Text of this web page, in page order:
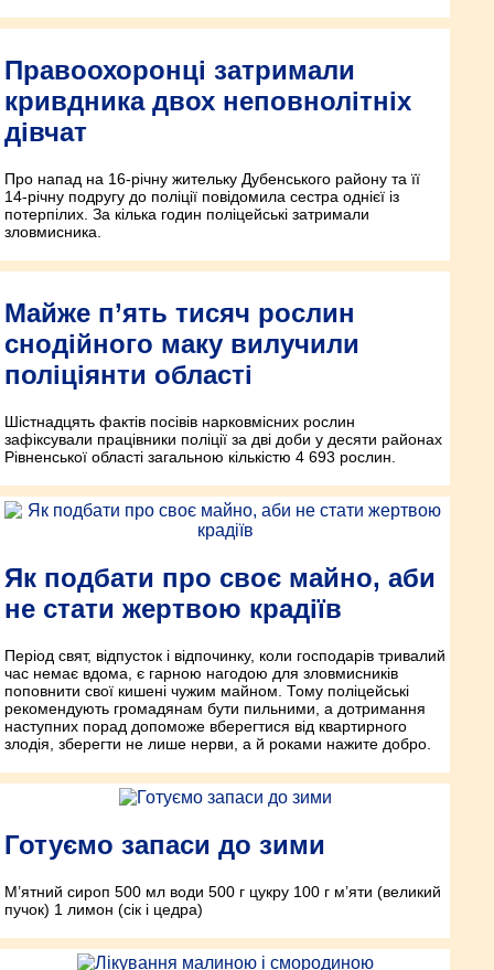
Правоохоронці затримали
кривдника двох неповнолітніх
дівчат
Про напад на 16-річну жительку Дубенського району та її
14-річну подругу до поліції повідомила сестра однієї із
потерпілих. За кілька годин поліцейські затримали
зловмисника.
Майже п’ять тисяч рослин
снодійного маку вилучили
поліціянти області
Шістнадцять фактів посівів нарковмісних рослин
зафіксували працівники поліції за дві доби у десяти районах
Рівненської області загальною кількістю 4 693 рослин.
Як подбати про своє майно, аби
не стати жертвою крадіїв
Період свят, відпусток і відпочинку, коли господарів тривалий
час немає вдома, є гарною нагодою для зловмисників
поповнити свої кишені чужим майном. Тому поліцейські
рекомендують громадянам бути пильними, а дотримання
наступних порад допоможе вберегтися від квартирного
злодія, зберегти не лише нерви, а й роками нажите добро.
Готуємо запаси до зими
М’ятний сироп 500 мл води 500 г цукру 100 г м’яти (великий
пучок) 1 лимон (сік і цедра)